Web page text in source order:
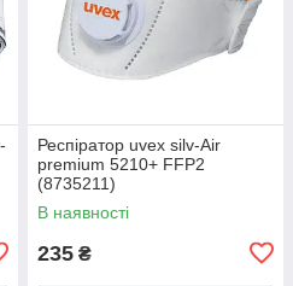
Респіратор uvex silv-Air
premium 5210+ FFP2
(8735211)
В наявності
235 ₴